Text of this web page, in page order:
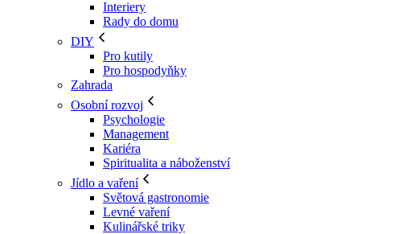
Interiery
Rady do domu
DIY
Pro kutily
Pro hospodyňky
Zahrada
Osobní rozvoj
Psychologie
Management
Kariéra
Spiritualita a náboženství
Jídlo a vaření
Světová gastronomie
Levné vaření
Kulinářské triky